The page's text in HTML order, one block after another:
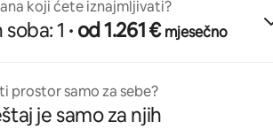
koji ćete iznajmljivati?
1 · od 1.261 €mjesečno
prostor samo za sebe?
je samo za njih